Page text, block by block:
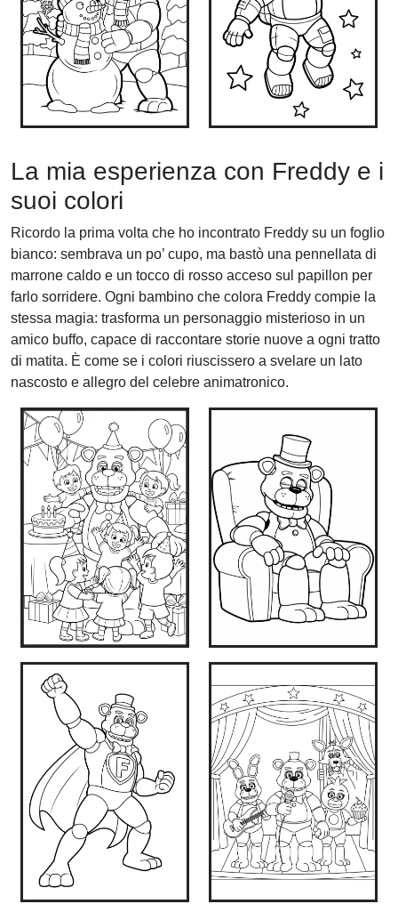
La mia esperienza con Freddy e i
suoi colori
Ricordo la prima volta che ho incontrato Freddy su un foglio
bianco: sembrava un po’ cupo, ma bastò una pennellata di
marrone caldo e un tocco di rosso acceso sul papillon per
farlo sorridere. Ogni bambino che colora Freddy compie la
stessa magia: trasforma un personaggio misterioso in un
amico buffo, capace di raccontare storie nuove a ogni tratto
di matita. È come se i colori riuscissero a svelare un lato
nascosto e allegro del celebre animatronico.